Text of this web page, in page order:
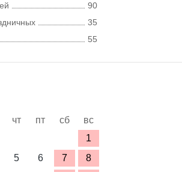
90
35
55
чт пт сб
вс
1
5 6 7
8